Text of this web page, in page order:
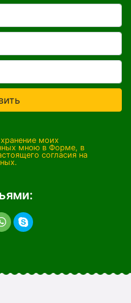
моих
мною в Форме, в
согласия на